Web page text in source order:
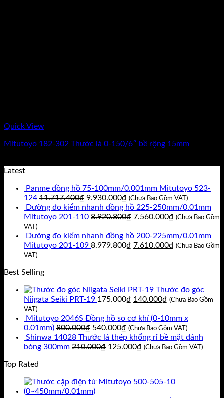
Quick View
Mitutoyo 182-302 Thước lá 0-150/6″ bề rộng 15mm
144.000₫.là:
120.000₫.
Latest
Panme đồng hồ 75-100mm/0.001mm Mitutoyo 523-
124 11.717.400₫ Giá
gốc
là:
9.930.000₫ Giá
hiện
tại
9.930.000₫.
(Chưa Bao Gồm VAT)
Dưỡng đo kiểm nhanh đồng hồ 225-250mm/0.01mm
Mitutoyo 201-110 8.920.800₫ Giá
là:
8.920.800₫.
7.560.000₫ Giá
tại
là:
(Chưa Bao Gồm
VAT)
Dưỡng đo kiểm nhanh đồng hồ 200-225mm/0.01mm
Mitutoyo 201-109 8.979.800₫ Giá
7.610.000₫ Giá
(Chưa Bao Gồm
VAT)
Best Selling
Thước đo góc
Niigata Seiki PRT-19 175.000₫ Giá
là:
175.000₫.
140.000₫ Giá
tại
là:
140.000₫.
(Chưa Bao Gồm
VAT)
Mitutoyo 2046S Đồng hồ so cơ khí (0-10mm x
0.01mm) 800.000₫ Giá
gốc
là:
540.000₫ Giá
hiện
tại
(Chưa Bao Gồm VAT)
Shinwa 14028 Thước lá thép khổng rỉ bề mặt đánh
bóng 300mm 210.000₫ Giá
125.000₫ Giá
125.000₫.
(Chưa Bao Gồm VAT)
Top Rated